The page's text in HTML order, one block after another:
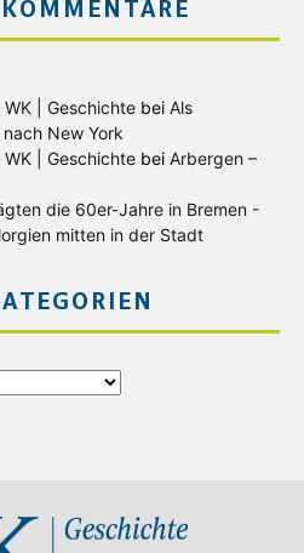
| Geschichte bei Als
New York
| Geschichte bei Arbergen –
die 60er-Jahre in Bremen -
mitten in der Stadt